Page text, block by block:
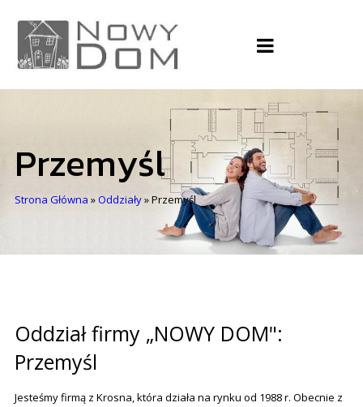
Przemyśl
Strona Główna »Oddziały»Przemyśl
Oddział firmy „NOWY DOM":
Przemyśl
Jesteśmy firmą z Krosna, która działa na rynku od 1988 r. Obecnie z